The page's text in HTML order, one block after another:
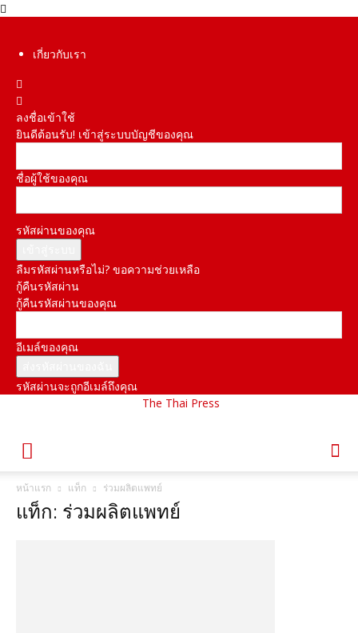
เกี่ยวกับเรา
ลงชื่อเข้าใช้
ยินดีต้อนรับ! เข้าสู่ระบบบัญชีของคุณ
ชื่อผู้ใช้ของคุณ
รหัสผ่านของคุณ
ลืมรหัสผ่านหรือไม่? ขอความช่วยเหลือ
กู้คืนรหัสผ่าน
กู้คืนรหัสผ่านของคุณ
อีเมล์ของคุณ
รหัสผ่านจะถูกอีเมล์ถึงคุณ
The Thai Press
หน้าแรก แท็ก ร่วมผลิตแพทย์
แท็ก: ร่วมผลิตแพทย์